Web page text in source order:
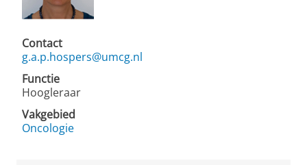
Contact
g.a.p.hospers@umcg.nl
Functie
Hoogleraar
Vakgebied
Oncologie